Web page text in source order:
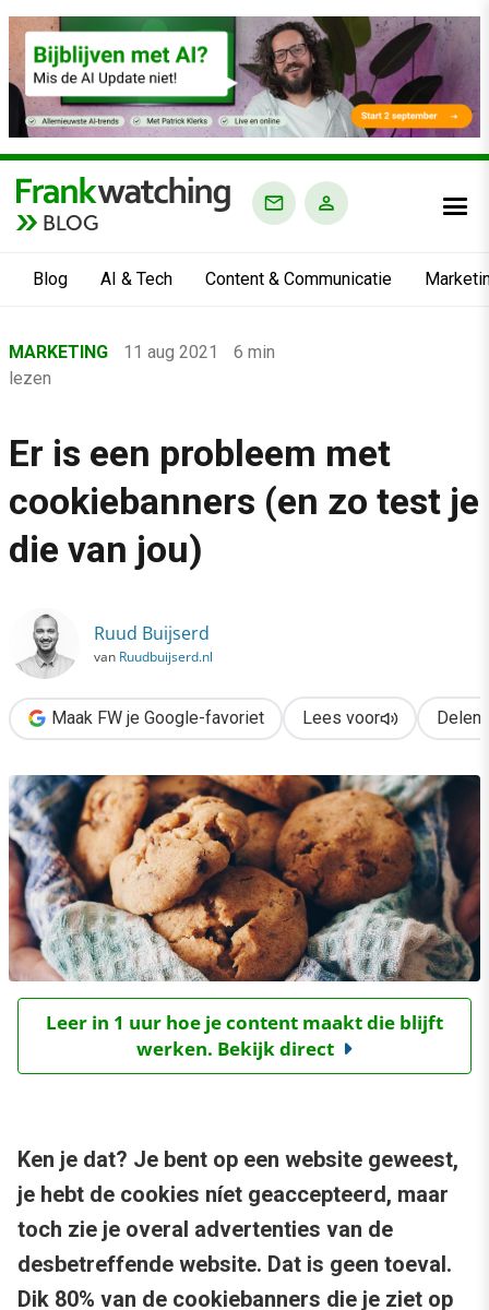
BLOG
Blog AI & Tech Content & Communicatie
›
Marketing
›
Er is een probleem met cookiebanners (en zo test je die van
MARKETING 11 aug 2021
6 min
lezen
Er is een probleem met
cookiebanners (en zo test je
die van jou)
Ruud Buijserd
van Ruudbuijserd.nl
Maak FW je Google-favoriet Lees voor Delen
Leer in 1 uur hoe je content maakt die blijft
werken. Bekijk direct
Ken je dat? Je bent op een website geweest,
je hebt de cookies níet geaccepteerd, maar
toch zie je overal advertenties van de
desbetreffende website. Dat is geen toeval.
Dik 80% van de cookiebanners die je ziet op